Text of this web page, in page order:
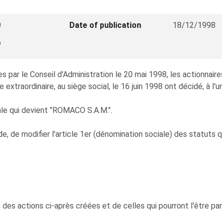
Date of publication 18/12/1998
par le Conseil d'Administration le 20 mai 1998, les
extraordinaire, au siège social, le 16 juin 1998 ont décidé, à
qui devient "ROMACO S.A.M.".
de modifier l'article 1er (dénomination sociale) des statuts
actions ci-après créées et de celles qui pourront l'être